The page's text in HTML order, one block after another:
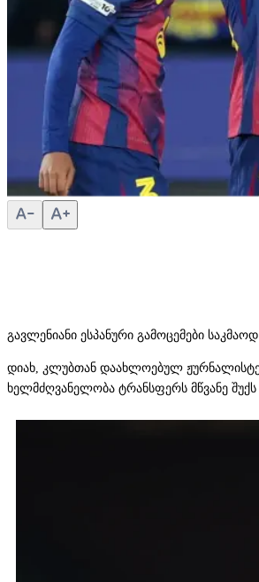
გავლენიანი ესპანური გამოცემები
დიახ, კლუბთან დაახლოებულ
ხელმძღვანელობა ტრანსფერს მწვანე შუქს